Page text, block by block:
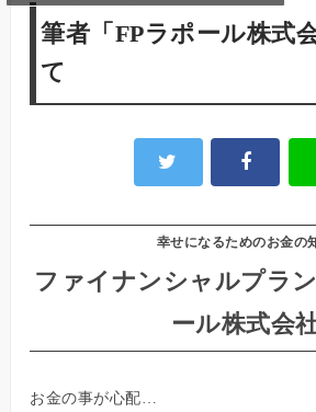
筆者「FPラポール株式
て
幸せになるためのお金の
ファイナンシャルプラ
ール株式会
お金の事が心配…